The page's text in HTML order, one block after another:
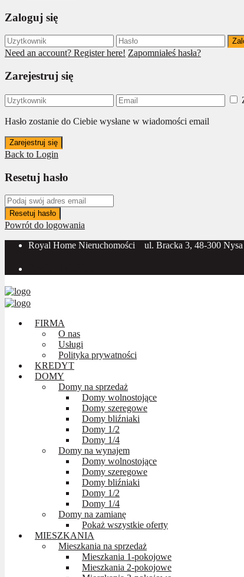
Zaloguj się
Need an account? Register here! Zapomniałeś hasła?
Zarejestruj się
Hasło zostanie do Ciebie wysłane w wiadomości email
Zarejestruj się
Back to Login
Resetuj hasło
Resetuj hasło
Powrót do logowania
Royal Home Nieruchomości
ul. Bracka 3, 48-300
FIRMA
O nas
Usługi
Polityka prywatności
KREDYT
DOMY
Domy na sprzedaż
Domy wolnostojące
Domy szeregowe
Domy bliźniaki
Domy 1/2
Domy 1/4
Domy na wynajem
Domy wolnostojące
Domy szeregowe
Domy bliźniaki
Domy 1/2
Domy 1/4
Domy na zamianę
Pokaż wszystkie oferty
MIESZKANIA
Mieszkania na sprzedaż
Mieszkania 1-pokojowe
Mieszkania 2-pokojowe